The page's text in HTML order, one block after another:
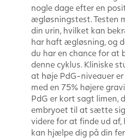
nogle dage efter en
ægløsningstest. Testen
din urin, hvilket kan
har haft ægløsning, og
du har en chance for at
denne cyklus. Kliniske
at høje PdG-niveauer
med en 75% højere
PdG er kort sagt limen,
embryoet til at sætte
videre for at finde ud af,
kan hjælpe dig på din